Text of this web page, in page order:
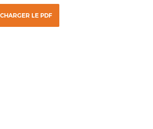
LE PDF